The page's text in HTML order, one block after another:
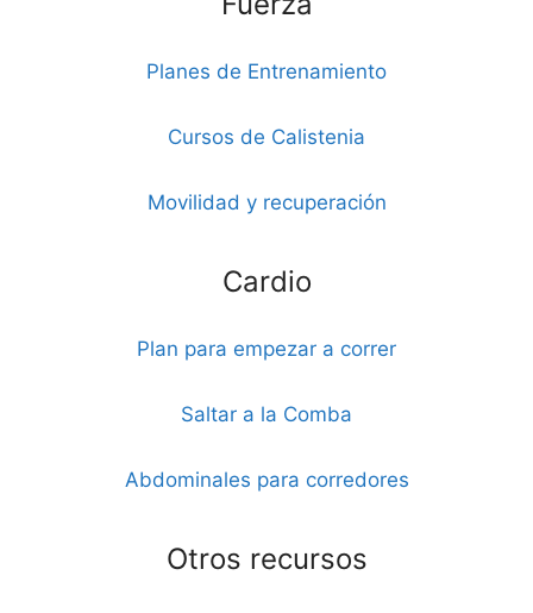
Planes de Entrenamiento
Cursos de Calistenia
Movilidad y recuperación
Cardio
Plan para empezar a correr
Saltar a la Comba
Abdominales para corredores
Otros recursos